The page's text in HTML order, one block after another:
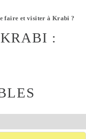
faire et visiter à Krabi ?
: